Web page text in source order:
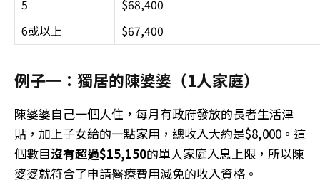
5
$68,400
6或以上
$67,400
例子一：獨居的陳婆婆（1人家庭）
陳婆婆自己一個人住，每月有政府發放的長者生活津
貼，加上子女給的一點家用，總收入大約是$8,000。這
個數目沒有超過$15,150的單人家庭入息上限，所以陳
婆婆就符合了申請醫療費用減免的收入資格。